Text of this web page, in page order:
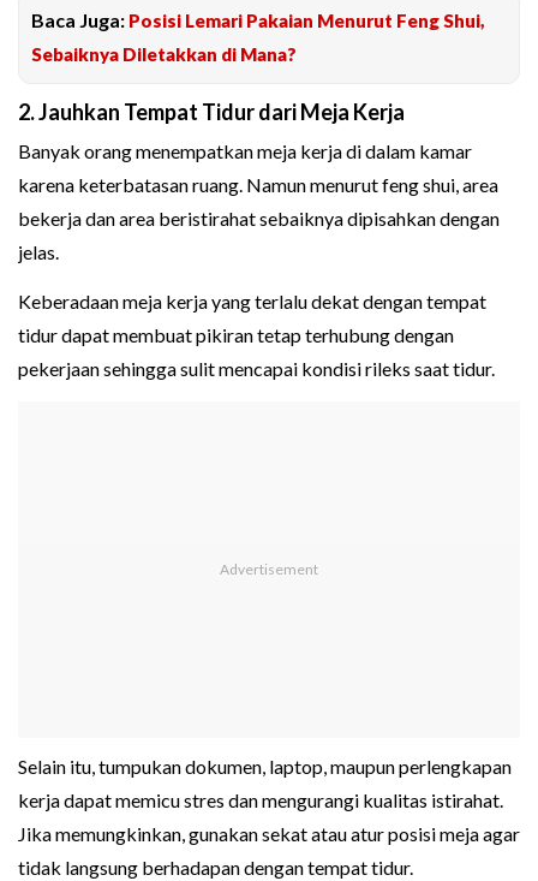
Baca Juga: Posisi Lemari Pakaian Menurut Feng Shui,
Sebaiknya Diletakkan di Mana?
2. Jauhkan Tempat Tidur dari Meja Kerja
Banyak orang menempatkan meja kerja di dalam kamar
karena keterbatasan ruang. Namun menurut feng shui, area
bekerja dan area beristirahat sebaiknya dipisahkan dengan
jelas.
Keberadaan meja kerja yang terlalu dekat dengan tempat
tidur dapat membuat pikiran tetap terhubung dengan
pekerjaan sehingga sulit mencapai kondisi rileks saat tidur.
Selain itu, tumpukan dokumen, laptop, maupun perlengkapan
kerja dapat memicu stres dan mengurangi kualitas istirahat.
Jika memungkinkan, gunakan sekat atau atur posisi meja agar
tidak langsung berhadapan dengan tempat tidur.